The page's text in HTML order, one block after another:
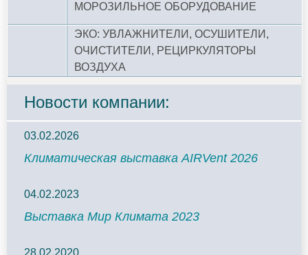
МОРОЗИЛЬНОЕ ОБОРУДОВАНИЕ
ЭКО: УВЛАЖНИТЕЛИ, ОСУШИТЕЛИ,
ОЧИСТИТЕЛИ, РЕЦИРКУЛЯТОРЫ
ВОЗДУХА
Новости компании:
03.02.2026
Климатическая выставка AIRVent 2026
04.02.2023
Выставка Мир Климата 2023
28.02.2020